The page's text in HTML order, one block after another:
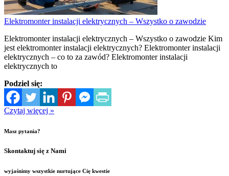
Elektromonter instalacji elektrycznych – Wszystko o zawodzie
Elektromonter instalacji elektrycznych – Wszystko o zawodzie Kim
jest elektromonter instalacji elektrycznych? Elektromonter instalacji
elektrycznych – co to za zawód? Elektromonter instalacji
elektrycznych to
Podziel się:
Czytaj więcej »
Masz pytania?
Skontaktuj się z Nami
wyjaśnimy wszystkie nurtujące Cię kwestie